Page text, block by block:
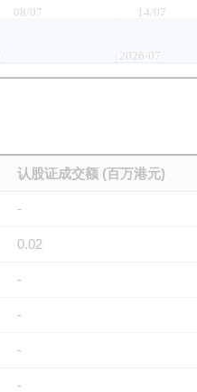
08/07 14/07
2026/07
认股证成交额 (百万港元)
-
0.02
-
-
-
-